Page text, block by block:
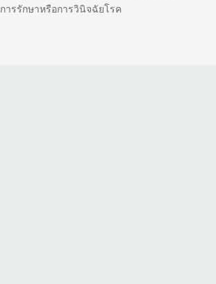
การรักษาหรือการวินิจฉัยโรค